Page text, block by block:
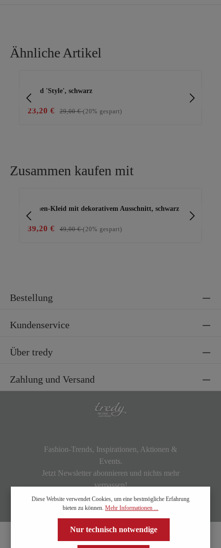
Ähnliche Artikel
Kleid 'Style', schwarz
23,20 € 29,00 €(20% gespart)
Zusammen kaufen mit
Leinen-Kleid mit dekorativem Ausschnitt, schwarz
39,20 € 49,00 €(20% gespart)
Bestellung
Kundenservice
Über tredy
Zahlung und Versand
Fashion-Trends, Inspirationen, Aktionen &
Events.
Jetzt Newsletter abonnieren und nichts mehr
verpassen!
Diese Website verwendet Cookies, um eine bestmögliche Erfahrung
bieten zu können. Mehr Informationen ...
Nur technisch notwendige